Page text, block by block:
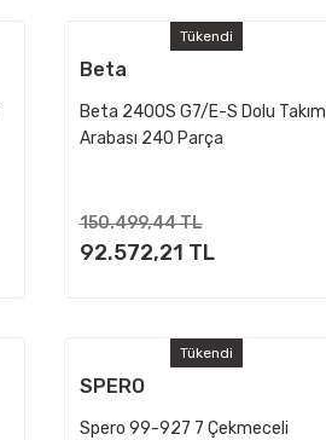
Tükendi
Beta
Beta 2400S G7/E-S Dolu Takım
Arabası 240 Parça
150.499,44 TL
92.572,21 TL
Tükendi
SPERO
Spero 99-927 7 Çekmeceli